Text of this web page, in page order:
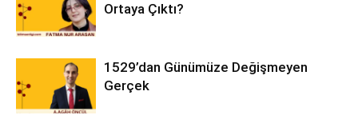
Ortaya Çıktı?
1529’dan Günümüze Değişmeyen
Gerçek